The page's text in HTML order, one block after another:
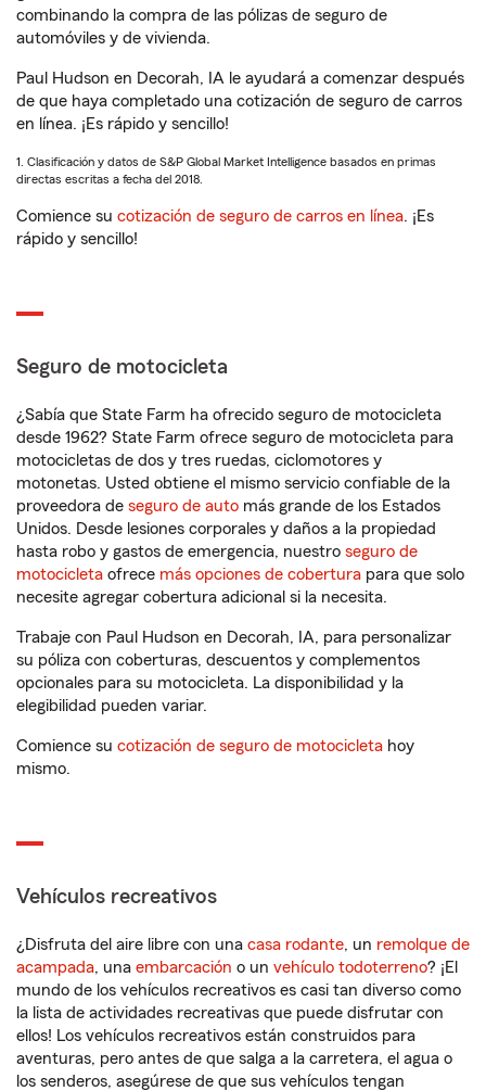
combinando la compra de las pólizas de seguro de
automóviles y de vivienda.
Paul Hudson en Decorah, IA le ayudará a comenzar después
de que haya completado una cotización de seguro de carros
en línea. ¡Es rápido y sencillo!
1. Clasificación y datos de S&P Global Market Intelligence basados en primas
directas escritas a fecha del 2018.
Comience su cotización de seguro de carros en línea. ¡Es
rápido y sencillo!
Seguro de motocicleta
¿Sabía que State Farm ha ofrecido seguro de motocicleta
desde 1962? State Farm ofrece seguro de motocicleta para
motocicletas de dos y tres ruedas, ciclomotores y
motonetas. Usted obtiene el mismo servicio confiable de la
proveedora de seguro de auto más grande de los Estados
Unidos. Desde lesiones corporales y daños a la propiedad
hasta robo y gastos de emergencia, nuestro seguro de
motocicleta ofrece más opciones de cobertura para que solo
necesite agregar cobertura adicional si la necesita.
Trabaje con Paul Hudson en Decorah, IA, para personalizar
su póliza con coberturas, descuentos y complementos
opcionales para su motocicleta. La disponibilidad y la
elegibilidad pueden variar.
Comience su cotización de seguro de motocicleta hoy
mismo.
Vehículos recreativos
¿Disfruta del aire libre con una casa rodante, un remolque de
acampada, una embarcación o un vehículo todoterreno? ¡El
mundo de los vehículos recreativos es casi tan diverso como
la lista de actividades recreativas que puede disfrutar con
ellos! Los vehículos recreativos están construidos para
aventuras, pero antes de que salga a la carretera, el agua o
los senderos, asegúrese de que sus vehículos tengan